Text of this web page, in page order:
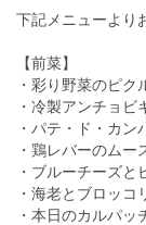
下記メニューより
【前菜】
・彩り野菜のピク
・冷製アンチョビ
・パテ・ド・カン
・鶏レバーのムー
・ブルーチーズ
・海老とブロッ
・本日のカルパ